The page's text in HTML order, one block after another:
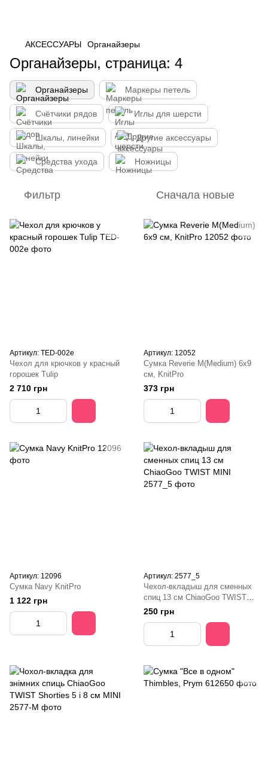
АКСЕССУАРЫ Органайзеры
Органайзеры, страница: 4
Органайзеры Маркеры петель
Счётчики рядов Иглы для шерсти
Шкалы, линейки Другие аксессуары
Средства ухода Ножницы
Фильтр Сначала новые
Артикул: TED-002e
Чехол для крючков у красный
горошек Tulip
2 710 грн
Артикул: 12052
Сумка Reverie M(Medium) 6х9
см, KnitPro
373 грн
Артикул: 12096
Сумка Navy KnitPro
1 122 грн
Артикул: 2577_5
Чехол-вкладыш для сменных
спиц 13 см ChiaoGoo TWIST
MINI
250 грн